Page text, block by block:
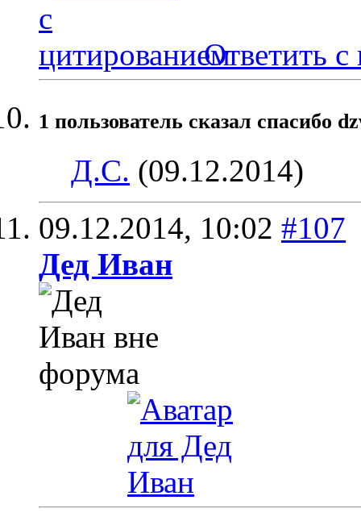
Ответить с
1 пользователь сказал cпасибо
Д.С. (09.12.2014)
09.12.2014, 10:02 #107
Дед Иван